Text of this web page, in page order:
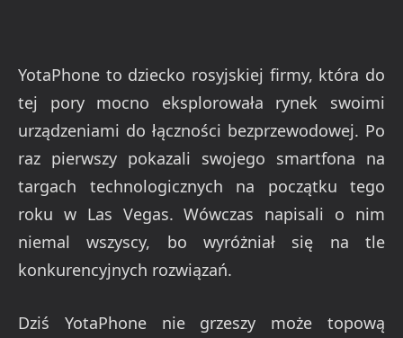
YotaPhone to dziecko rosyjskiej firmy, która do
tej pory mocno eksplorowała rynek swoimi
urządzeniami do łączności bezprzewodowej. Po
raz pierwszy pokazali swojego smartfona na
targach technologicznych na początku tego
roku w Las Vegas. Wówczas napisali o nim
niemal wszyscy, bo wyróżniał się na tle
konkurencyjnych rozwiązań.
Dziś YotaPhone nie grzeszy może topową